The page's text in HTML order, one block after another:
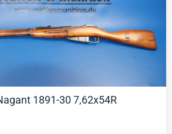
1891-30 7,62x54R